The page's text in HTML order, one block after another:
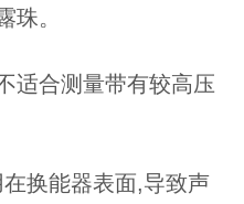
珠。
适合测量带有较高压
换能器表面,导致声